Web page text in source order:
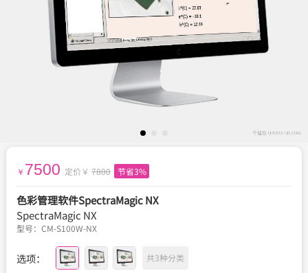
￥ 7500 定价￥ 7800 节省3%
色彩管理软件SpectraMagic NX
SpectraMagic NX
型号： CM-S100W-NX
选项：
共3种分类